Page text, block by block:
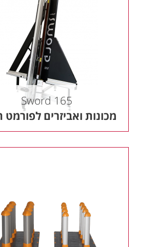
Sword 165
מכונות ואביזרים